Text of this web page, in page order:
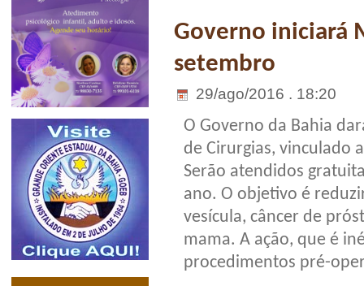
Governo iniciará
setembro
29/ago/2016 . 18:20
O Governo da Bahia
de Cirurgias, vinculado
Serão atendidos
ano. O objetivo é
vesícula, câncer de
mama. A ação, que é
procedimentos pré-